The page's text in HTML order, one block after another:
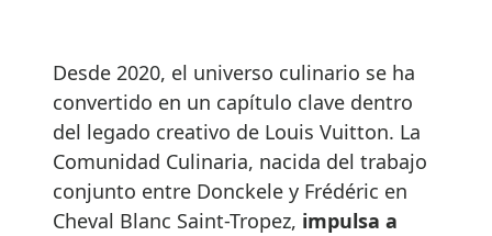
Desde 2020, el universo culinario se ha
convertido en un capítulo clave dentro
del legado creativo de Louis Vuitton. La
Comunidad Culinaria, nacida del trabajo
conjunto entre Donckele y Frédéric en
Cheval Blanc Saint-Tropez, impulsa a